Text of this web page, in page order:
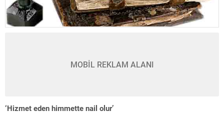
MOBİL REKLAM ALANI
‘Hizmet eden himmette nail olur’